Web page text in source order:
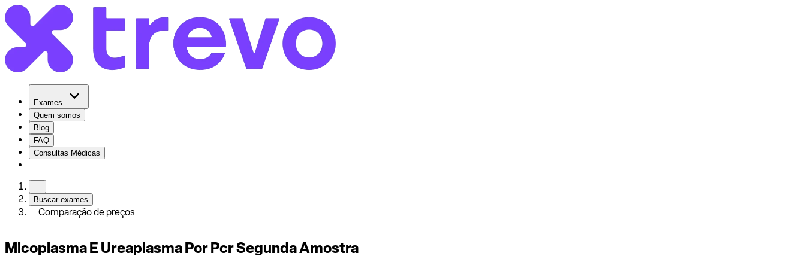
Exames
Quem somos
Blog
FAQ
Consultas Médicas
Buscar exames
Comparação de preços
Micoplasma E Ureaplasma Por Pcr Segunda Amostra